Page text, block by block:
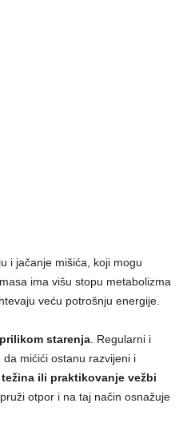
i jačanje mišića, koji mogu
ima višu stopu metabolizma
veću potrošnju energije.
starenja . Regularni i
mićići ostanu razvijeni i
ili praktikovanje vežbi
otpor i na taj način osnažuje